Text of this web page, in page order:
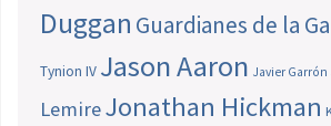
Duggan Guardianes de la
Tynion IV Jason Aaron Javier Garrón
LemireJonathan Hickman